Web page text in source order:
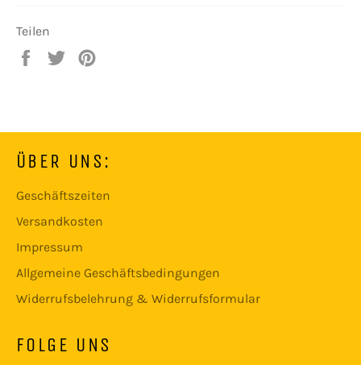
Teilen
Auf
Auf
ÜBER UNS:
Geschäftszeiten
Versandkosten
Impressum
Allgemeine Geschäftsbedingungen
Widerrufsbelehrung & Widerrufsformular
FOLGE UNS